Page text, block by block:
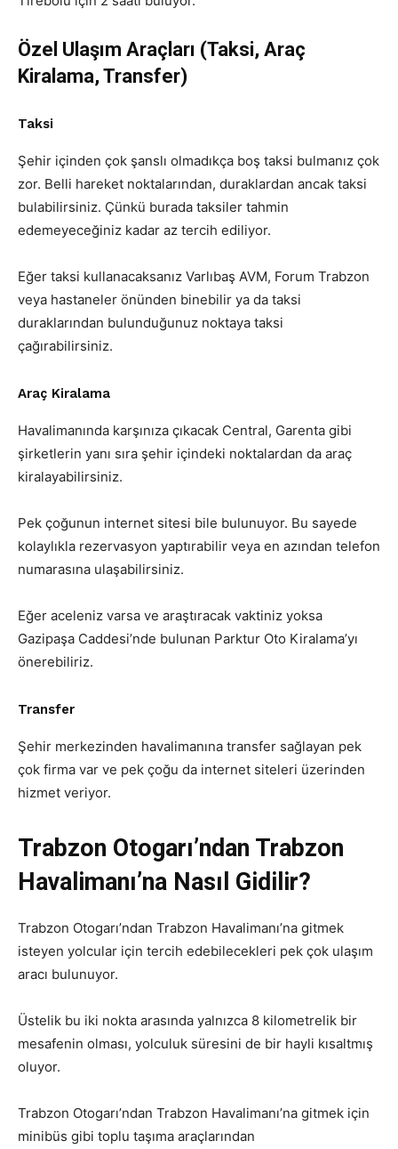
Özel Ulaşım Araçları (Taksi, Araç
Kiralama, Transfer)
Taksi
Şehir içinden çok şanslı olmadıkça boş taksi bulmanız çok
zor. Belli hareket noktalarından, duraklardan ancak taksi
bulabilirsiniz. Çünkü burada taksiler tahmin
edemeyeceğiniz kadar az tercih ediliyor.
Eğer taksi kullanacaksanız Varlıbaş AVM, Forum Trabzon
veya hastaneler önünden binebilir ya da taksi
duraklarından bulunduğunuz noktaya taksi
çağırabilirsiniz.
Araç Kiralama
Havalimanında karşınıza çıkacak Central, Garenta gibi
şirketlerin yanı sıra şehir içindeki noktalardan da araç
kiralayabilirsiniz.
Pek çoğunun internet sitesi bile bulunuyor. Bu sayede
kolaylıkla rezervasyon yaptırabilir veya en azından telefon
numarasına ulaşabilirsiniz.
Eğer aceleniz varsa ve araştıracak vaktiniz yoksa
Gazipaşa Caddesi’nde bulunan Parktur Oto Kiralama’yı
önerebiliriz.
Transfer
Şehir merkezinden havalimanına transfer sağlayan pek
çok firma var ve pek çoğu da internet siteleri üzerinden
hizmet veriyor.
Trabzon Otogarı’ndan Trabzon
Havalimanı’na Nasıl Gidilir?
Trabzon Otogarı’ndan Trabzon Havalimanı’na gitmek
isteyen yolcular için tercih edebilecekleri pek çok ulaşım
aracı bulunuyor.
Üstelik bu iki nokta arasında yalnızca 8 kilometrelik bir
mesafenin olması, yolculuk süresini de bir hayli kısaltmış
oluyor.
Trabzon Otogarı’ndan Trabzon Havalimanı’na gitmek için
minibüs gibi toplu taşıma araçlarından